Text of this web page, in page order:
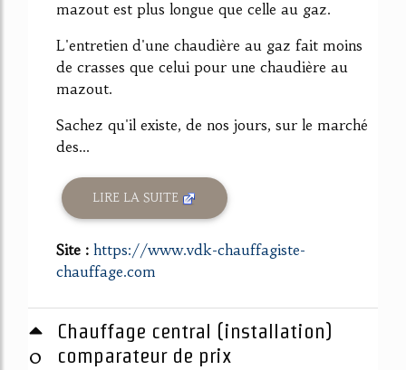
mazout est plus longue que celle au gaz.
L'entretien d'une chaudière au gaz fait moins
de crasses que celui pour une chaudière au
mazout.
Sachez qu'il existe, de nos jours, sur le marché
des...
LIRE LA SUITE
Site : https://www.vdk-chauffagiste-
chauffage.com
0
Chauffage central (installation)
comparateur de prix